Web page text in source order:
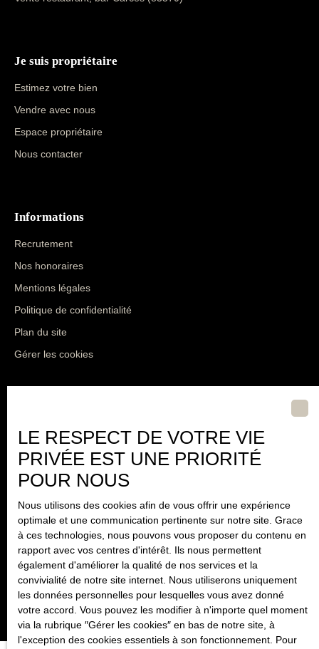
Je suis propriétaire
Estimez votre bien
Vendre avec nous
Espace propriétaire
Nous contacter
Informations
Recrutement
Nos honoraires
Mentions légales
Politique de confidentialité
Plan du site
Gérer les cookies
06 25 65 23 77
80 Rue de la bruyère
83170 Brignoles
LE RESPECT DE VOTRE VIE
PRIVÉE EST UNE PRIORITÉ
POUR NOUS
Nous utilisons des cookies afin de vous offrir une expérience
optimale et une communication pertinente sur notre site. Grace
à ces technologies, nous pouvons vous proposer du contenu en
rapport avec vos centres d'intérêt. Ils nous permettent
également d'améliorer la qualité de nos services et la
convivialité de notre site internet. Nous utiliserons uniquement
les données personnelles pour lesquelles vous avez donné
votre accord. Vous pouvez les modifier à n'importe quel moment
via la rubrique ″Gérer les cookies″ en bas de notre site, à
l'exception des cookies essentiels à son fonctionnement. Pour